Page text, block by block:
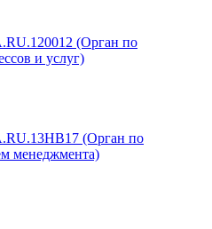
(Орган по
и услуг)
(Орган по
менеджмента)